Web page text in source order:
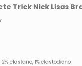
Trick Nick Lisas
elastano, 1% elastodieno